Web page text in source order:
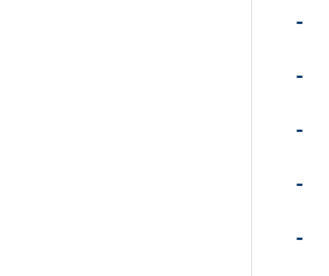
-
-
-
-
-